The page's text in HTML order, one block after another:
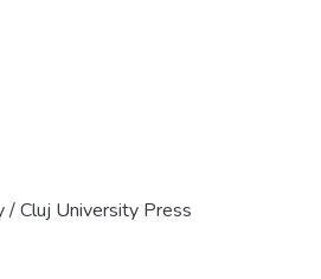
Cluj University Press